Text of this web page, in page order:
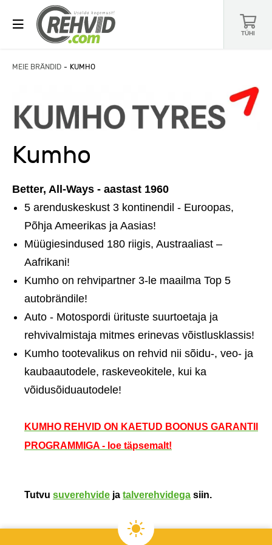
TÜHI
MEIE BRÄNDID KUMHO
Kumho
Better, All-Ways - aastast 1960
5 arenduskeskust 3 kontinendil - Euroopas,
Põhja Ameerikas ja Aasias!
Müügiesindused 180 riigis, Austraaliast –
Aafrikani!
Kumho on rehvipartner 3-le maailma Top 5
autobrändile!
Auto - Motospordi ürituste suurtoetaja ja
rehvivalmistaja mitmes erinevas võistlusklassis!
Kumho tootevalikus on rehvid nii sõidu-, veo- ja
kaubaautodele, raskeveokitele, kui ka
võidusõiduautodele!
KUMHO REHVID ON KAETUD BOONUS GARANTII
PROGRAMMIGA - loe täpsemalt!
Tutvu suverehvide ja talverehvidega siin.